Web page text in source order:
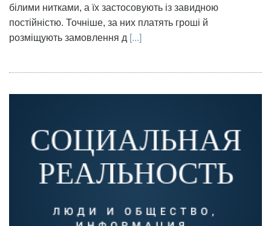
білими нитками, а їх застосовують із завидною
постійністю. Точніше, за них платять гроші й
розміщують замовлення д [...]